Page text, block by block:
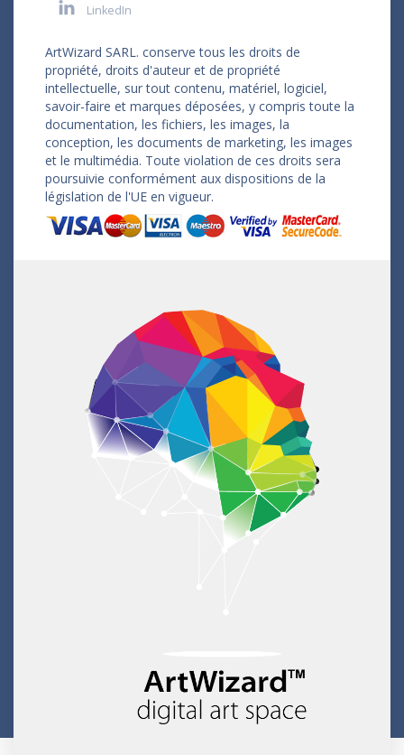
LinkedIn
ArtWizard SARL. conserve tous les droits de
propriété, droits d'auteur et de propriété
intellectuelle, sur tout contenu, matériel, logiciel,
savoir-faire et marques déposées, y compris toute la
documentation, les fichiers, les images, la
conception, les documents de marketing, les images
et le multimédia. Toute violation de ces droits sera
poursuivie conformément aux dispositions de la
législation de l'UE en vigueur.